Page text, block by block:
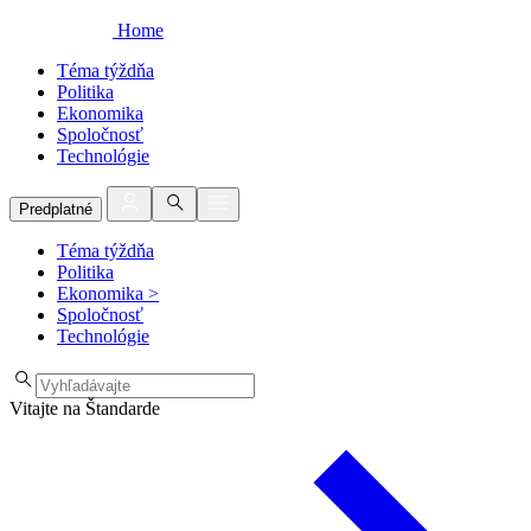
Home
Téma týždňa
Politika
Ekonomika
Spoločnosť
Technológie
Predplatné
Téma týždňa
Politika
Ekonomika >
Spoločnosť
Technológie
Vitajte na Štandarde